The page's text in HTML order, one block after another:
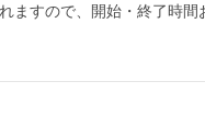
ますので、開始・終了時間